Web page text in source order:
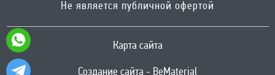
Не является публичной офертой
Карта сайта
Создание сайта - BeMaterial